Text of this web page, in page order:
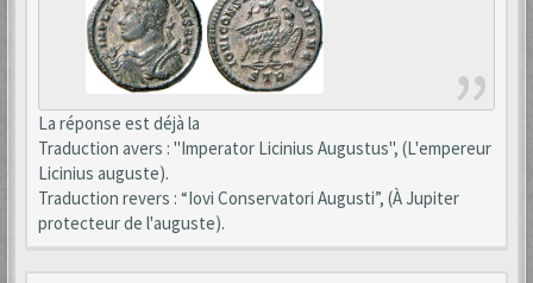
La réponse est déjà la
Traduction avers : "Imperator Licinius Augustus", (L'empereur
Licinius auguste).
Traduction revers : “Iovi Conservatori Augusti”, (À Jupiter
protecteur de l'auguste).